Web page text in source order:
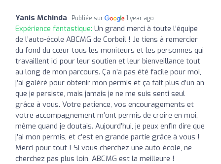
Yanis Mchinda Publiée sur 1 year ago
Expérience fantastique: Un grand merci à toute l’équipe
de l’auto-école ABCMG de Corbeil ! Je tiens à remercier
du fond du cœur tous les moniteurs et les personnes qui
travaillent ici pour leur soutien et leur bienveillance tout
au long de mon parcours. Ça n’a pas été facile pour moi,
j’ai galéré pour obtenir mon permis et ça fait plus d’un an
que je persiste, mais jamais je ne me suis senti seul
grâce à vous. Votre patience, vos encouragements et
votre accompagnement m’ont permis de croire en moi,
même quand je doutais. Aujourd’hui, je peux enfin dire que
j’ai mon permis, et c’est en grande partie grâce à vous !
Merci pour tout ! Si vous cherchez une auto-école, ne
cherchez pas plus loin, ABCMG est la meilleure !